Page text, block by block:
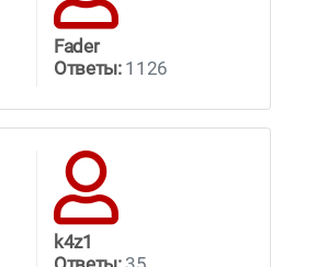
Fader
Ответы:1126
k4z1